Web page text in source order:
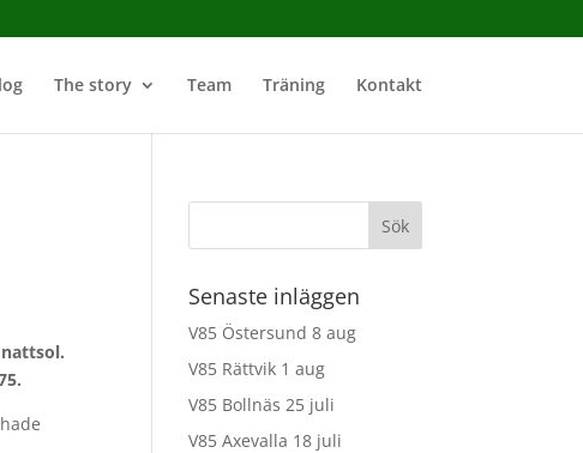
The story Team Träning Kontakt
Senaste inläggen
V85 Östersund 8 aug
V85 Rättvik 1 aug
V85 Bollnäs 25 juli
V85 Axevalla 18 juli